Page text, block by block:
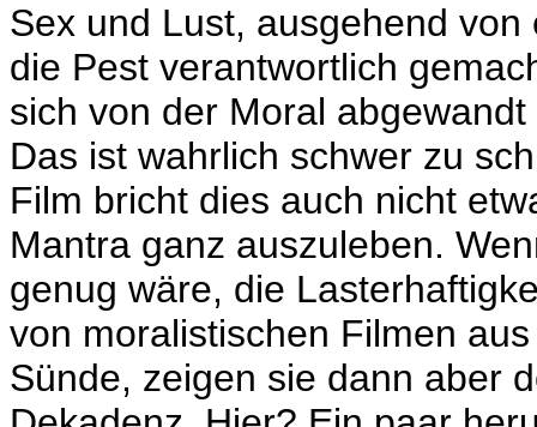
Sex und Lust, ausgehend
die Pest verantwortlich
sich von der Moral
Das ist wahrlich schwer zu
Film bricht dies auch nicht
Mantra ganz auszuleben.
genug wäre, die
von moralistischen Filmen
Sünde, zeigen sie dann aber